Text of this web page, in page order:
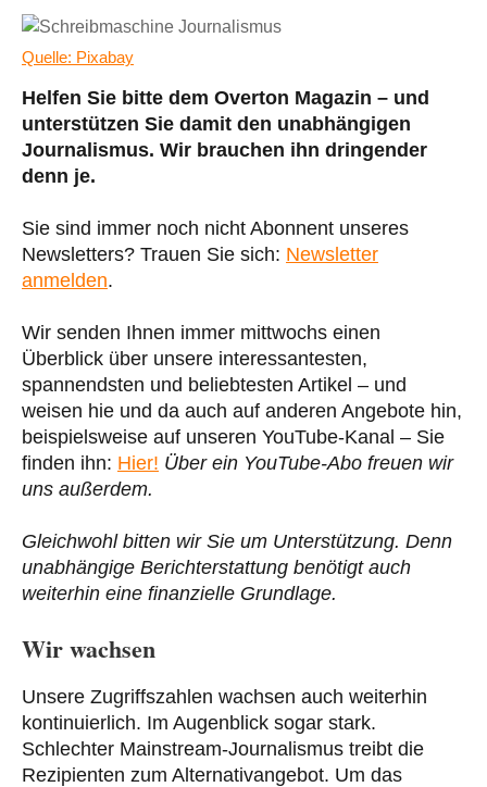
Quelle: Pixabay
Helfen Sie bitte dem Overton Magazin – und
unterstützen Sie damit den unabhängigen
Journalismus. Wir brauchen ihn dringender
denn je.
Sie sind immer noch nicht Abonnent unseres
Newsletters? Trauen Sie sich: Newsletter
anmelden.
Wir senden Ihnen immer mittwochs einen
Überblick über unsere interessantesten,
spannendsten und beliebtesten Artikel – und
weisen hie und da auch auf anderen Angebote hin,
beispielsweise auf unseren YouTube-Kanal – Sie
finden ihn: Hier! Über ein YouTube-Abo freuen wir
uns außerdem.
Gleichwohl bitten wir Sie um Unterstützung. Denn
unabhängige Berichterstattung benötigt auch
weiterhin eine finanzielle Grundlage.
Wir wachsen
Unsere Zugriffszahlen wachsen auch weiterhin
kontinuierlich. Im Augenblick sogar stark.
Schlechter Mainstream-Journalismus treibt die
Rezipienten zum Alternativangebot. Um das